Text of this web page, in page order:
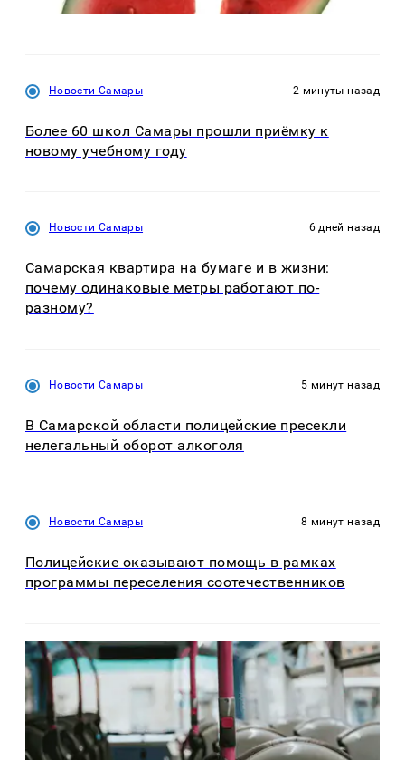
Новости Самары 2 минуты назад
Более 60 школ Самары прошли приёмку к
новому учебному году
Новости Самары 6 дней назад
Самарская квартира на бумаге и в жизни:
почему одинаковые метры работают по-
разному?
Новости Самары 5 минут назад
В Самарской области полицейские пресекли
нелегальный оборот алкоголя
Новости Самары 8 минут назад
Полицейские оказывают помощь в рамках
программы переселения соотечественников